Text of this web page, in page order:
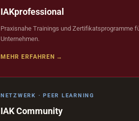
IAKprofessional
Praxisnahe Trainings und Zertifikatsprogramme
Unternehmen.
MEHR ERFAHREN →
NETZWERK · PEER LEARNING
IAK Community